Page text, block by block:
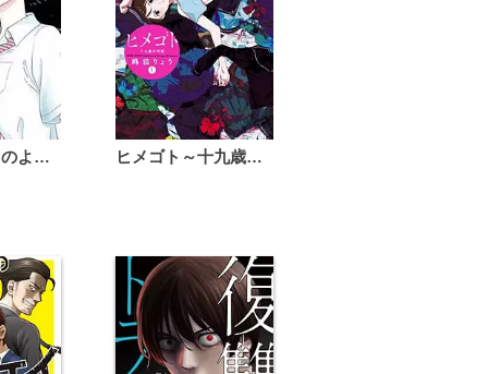
恋は雨上がりのように ヒメゴト～十九歳の制服～